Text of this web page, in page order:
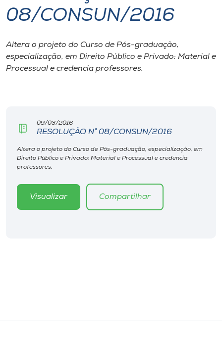
I.nova
Diplomados
Editora
Rádio
o idioma
08/CONSUN/2016
Altera o projeto do Curso de Pós-graduação,
especialização, em Direito Público e Privado: Material e
Processual e credencia professores.
09/03/2016
RESOLUÇÃO N° 08/CONSUN/2016
Altera o projeto do Curso de Pós-graduação, especialização, em
Direito Público e Privado: Material e Processual e credencia
professores.
Visualizar Compartilhar